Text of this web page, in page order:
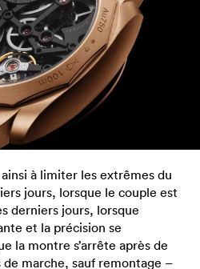
à limiter les extrêmes du
jours, lorsque le couple est
derniers jours, lorsque
et la précision se
la montre s’arrête après de
marche, sauf remontage –